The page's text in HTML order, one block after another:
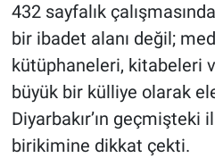
432 sayfalık
bir ibadet alanı değil;
kütüphaneleri, kitabeleri
büyük bir külliye olarak
Diyarbakır’ın
birikimine dikkat çekti.